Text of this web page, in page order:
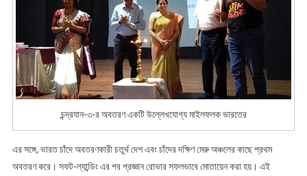
চন্দ্রযান-৩-র অবতরণ একটি উল্লেখযোগ্য মাইলফলক ভারতের
এর সঙ্গে, ভারত চাঁদে অবতরণকারী চতুর্থ দেশ এবং চাঁদের দক্ষিণ মেরু অঞ্চলের কাছে প্রথম
অবতরণ করে। সফট-ল্যান্ডিং এর পর প্রজ্ঞান রোভার সফলভাবে মোতায়েন করা হয়। এই